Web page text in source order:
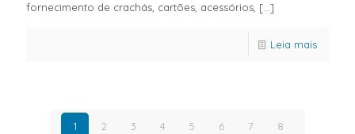
fornecimento de crachás, cartões, acessórios, […]
Leia mais
1 2 3 4 5 6 7 8